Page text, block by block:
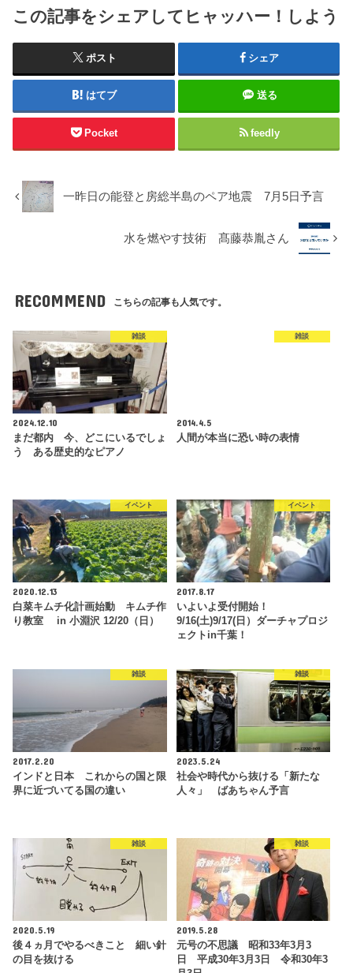
この記事をシェアしてヒャッハー！しよう
ポスト シェア
はてブ 送る
Pocket feedly
一昨日の能登と房総半島のペア地震 7月5日予言
水を燃やす技術 髙藤恭胤さん
RECOMMEND こちらの記事も人気です。
雑談
2024.12.10
まだ都内 今、どこにいるでしょ
う ある歴史的なピアノ
雑談
2014.4.5
人間が本当に恐い時の表情
イベント
2020.12.13
白菜キムチ化計画始動 キムチ作
り教室 in 小淵沢 12/20（日）
イベント
2017.8.17
いよいよ受付開始！
9/16(土)9/17(日）ダーチャプロジ
ェクトin千葉！
雑談
2017.2.20
インドと日本 これからの国と限
界に近づいてる国の違い
雑談
2023.5.24
社会や時代から抜ける「新たな
人々」 ばあちゃん予言
雑談
2020.5.19
後４ヵ月でやるべきこと 細い針
の目を抜ける
雑談
2019.5.28
元号の不思議 昭和33年3月3
日 平成30年3月3日 令和30年3